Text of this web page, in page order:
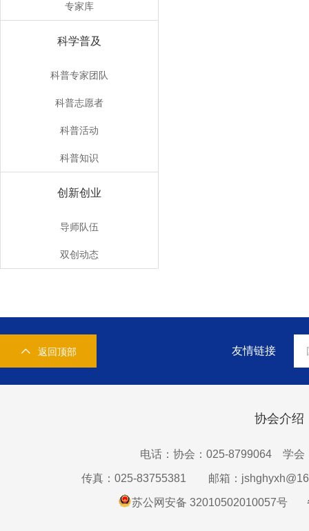
专家库
科学普及
科普专家团队
科普志愿者
科普活动
科普知识
创新创业
导师队伍
双创动态
返回顶部 友情链接
协会介绍
电话：协会：025-8799064 学会
传真：025-83755381 邮箱：
苏公网安备 32010502010057号